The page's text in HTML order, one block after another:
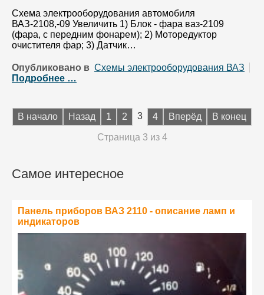
Схема электрооборудования автомобиля
ВАЗ-2108,-09 Увеличить 1) Блок - фара ваз-2109
(фара, с передним фонарем); 2) Моторедуктор
очистителя фар; 3) Датчик…
Опубликовано в Схемы электрооборудования ВАЗ
Подробнее …
В начало Назад 1 2 3 4 Вперёд В конец
Страница 3 из 4
Самое интересное
Панель приборов ВАЗ 2110 - описание ламп и
индикаторов